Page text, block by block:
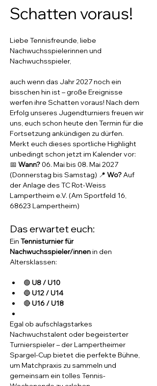
Schatten voraus!
Liebe Tennisfreunde, liebe
Nachwuchsspielerinnen und
Nachwuchsspieler,
auch wenn das Jahr 2027 noch ein
bisschen hin ist – große Ereignisse
werfen ihre Schatten voraus! Nach dem
Erfolg unseres Jugendturniers freuen wir
uns, euch schon heute den Termin für die
Fortsetzung ankündigen zu dürfen.
Merkt euch dieses sportliche Highlight
unbedingt schon jetzt im Kalender vor:
📅 Wann? 06. Mai bis 08. Mai 2027
(Donnerstag bis Samstag) 📍 Wo? Auf
der Anlage des TC Rot-Weiss
Lampertheim e.V. (Am Sportfeld 16,
68623 Lampertheim)
Das erwartet euch:
Ein Tennisturnier für
Nachwuchsspieler/innen in den
Altersklassen:
🟢 U8 / U10
🔵 U12 / U14
🔴 U16 / U18
Egal ob aufschlagstarkes
Nachwuchstalent oder begeisterter
Turnierspieler – der Lampertheimer
Spargel-Cup bietet die perfekte Bühne,
um Matchpraxis zu sammeln und
gemeinsam ein tolles Tennis-